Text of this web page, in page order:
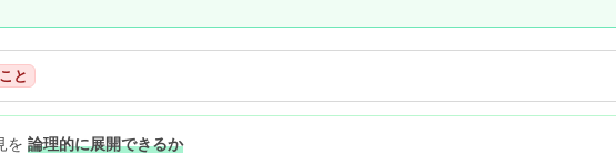
と
を 論理的に展開できるか